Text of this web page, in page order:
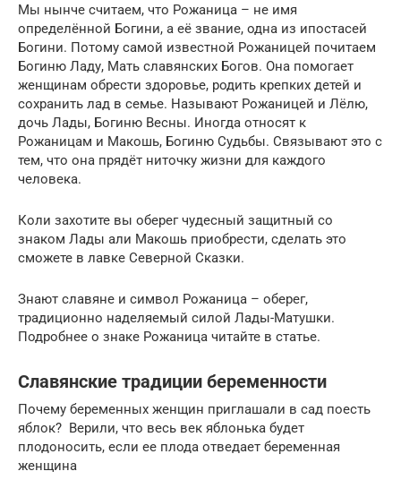
Мы нынче считаем, что Рожаница – не имя
определённой Богини, а её звание, одна из ипостасей
Богини. Потому самой известной Рожаницей почитаем
Богиню Ладу, Мать славянских Богов. Она помогает
женщинам обрести здоровье, родить крепких детей и
сохранить лад в семье. Называют Рожаницей и Лёлю,
дочь Лады, Богиню Весны. Иногда относят к
Рожаницам и Макошь, Богиню Судьбы. Связывают это с
тем, что она прядёт ниточку жизни для каждого
человека.
Коли захотите вы оберег чудесный защитный со
знаком Лады али Макошь приобрести, сделать это
сможете в лавке Северной Сказки.
Знают славяне и символ Рожаница – оберег,
традиционно наделяемый силой Лады-Матушки.
Подробнее о знаке Рожаница читайте в статье.
Славянские традиции беременности
Почему беременных женщин приглашали в сад поесть
яблок? Верили, что весь век яблонька будет
плодоносить, если ее плода отведает беременная
женщина